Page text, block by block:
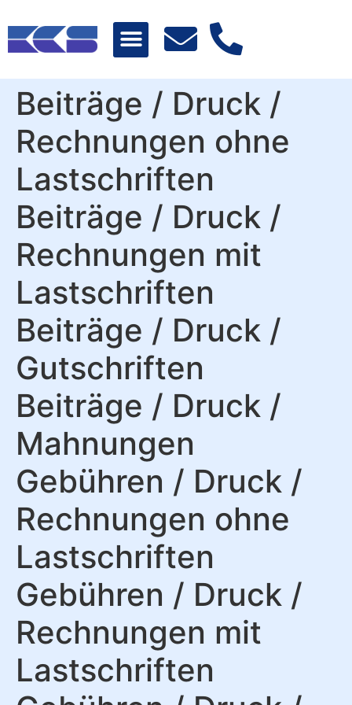
Beiträge / Druck /
Rechnungen ohne
Lastschriften
Beiträge / Druck /
Rechnungen mit
Lastschriften
Beiträge / Druck /
Gutschriften
Beiträge / Druck /
Mahnungen
Gebühren / Druck /
Rechnungen ohne
Lastschriften
Gebühren / Druck /
Rechnungen mit
Lastschriften